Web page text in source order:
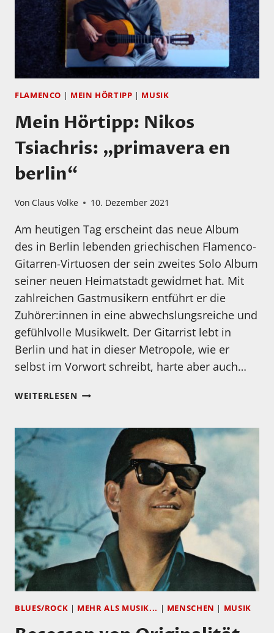
NEUES
VIDEO
IST
ONLINE!
FLAMENCO | MEIN HÖRTIPP | MUSIK
Mein Hörtipp: Nikos
Tsiachris: „primavera en
berlin“
Von Claus Volke 10. Dezember 2021
Am heutigen Tag erscheint das neue Album
des in Berlin lebenden griechischen Flamenco-
Gitarren-Virtuosen der sein zweites Solo Album
seiner neuen Heimatstadt gewidmet hat. Mit
zahlreichen Gastmusikern entführt er die
Zuhörer:innen in eine abwechslungsreiche und
gefühlvolle Musikwelt. Der Gitarrist lebt in
Berlin und hat in dieser Metropole, wie er
selbst im Vorwort schreibt, harte aber auch…
WEITERLESENMEIN
TSIACHRIS:
„PRIMAVERA
BERLIN“
BLUES/ROCK | MEHR ALS MUSIK... | MENSCHEN | MUSIK